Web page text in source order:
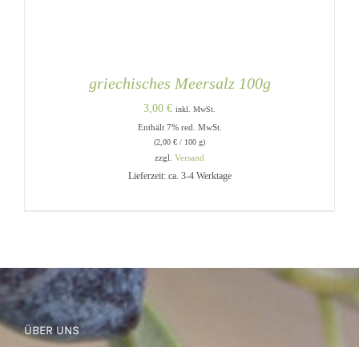
DETAILS
griechisches Meersalz 100g
3,00 € inkl. MwSt.
Enthält 7% red. MwSt.
(2,00 € / 100 g)
zzgl. Versand
Lieferzeit: ca. 3-4 Werktage
ÜBER UNS